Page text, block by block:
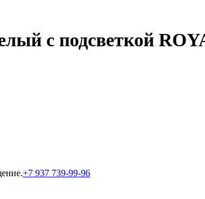
с подсветкой
+7 937 739-99-96